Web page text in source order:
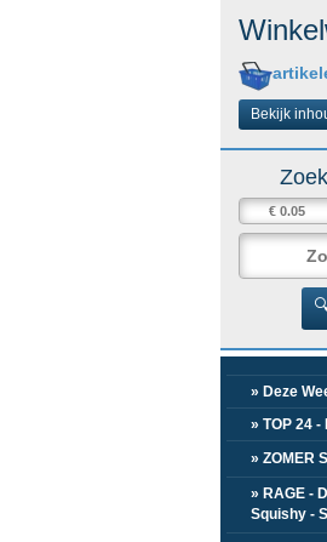
Bekijk
» Deze
» TOP 24 -
» ZOMER
» RAGE -
Squishy -